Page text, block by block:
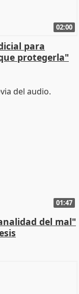
02:00
para
protegerla"
01:47
del mal"